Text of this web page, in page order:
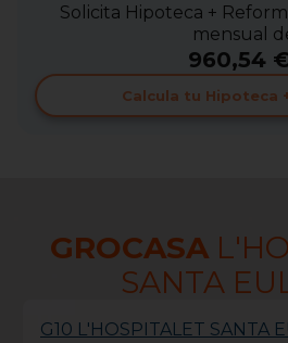
Solicita Hipoteca +
mensual
960,54
Calcula tu Hipoteca
GROCASA
SANTA
G10 L'HOSPITALET SANTA